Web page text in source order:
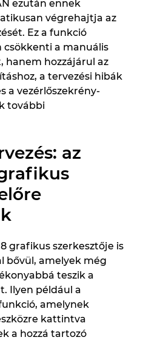
ezután ennek
végrehajtja az
Ez a funkció
csökkenti a manuális
hanem hozzájárul az
a tervezési hibák
a vezérlőszekrény-
további
az
grafikus szerkesztője is
bővül, amelyek még
teszik a
Ilyen például a
amelynek
kattintva
a hozzá tartozó